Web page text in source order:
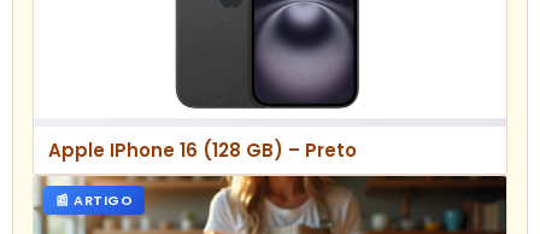
Apple IPhone 16 (128 GB) – Preto
📰 ARTIGO